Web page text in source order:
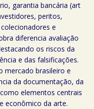
garantia bancária (art
peritos,
e
diferencia avaliação
os riscos da
e das falsificações.
mercado brasileiro e
da documentação, da
elementos centrais
econômico da arte.